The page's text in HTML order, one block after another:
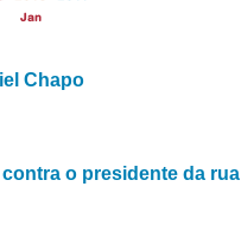
Jan
Chapo
o presidente da rua